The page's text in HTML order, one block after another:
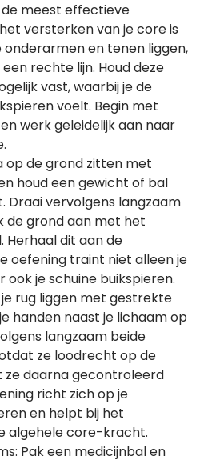
de meest effectieve
versterken van je core is
onderarmen en tenen liggen,
rechte lijn. Houd deze
vast, waarbij je de
voelt. Begin met
werk geleidelijk aan naar
op de grond zitten met
houd een gewicht of bal
Draai vervolgens langzaam
de grond aan met het
Herhaal dit aan de
oefening traint niet alleen je
ook je schuine buikspieren.
je rug liggen met gestrekte
handen naast je lichaam op
langzaam beide
ze loodrecht op de
ze daarna gecontroleerd
richt zich op je
en helpt bij het
algehele core-kracht.
Pak een medicijnbal en